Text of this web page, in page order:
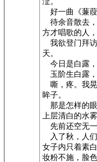
好一曲《蒹葭
待余音散去，
方才唱歌的人
我欲登门拜
天。
今日是白露，
玉阶生白露，
嘶，疼。我晃
眸子。
那是怎样的
上层清白的水雾
先前还空无一
入了秋，人
女子内只着素
妆粉不施，脸色